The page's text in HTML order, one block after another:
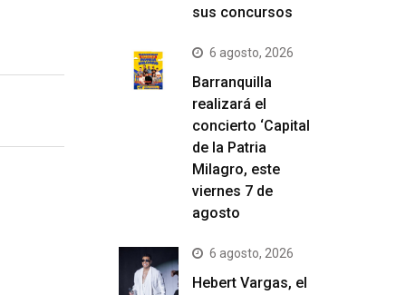
sus concursos
6 agosto, 2026
Barranquilla
realizará el
concierto ‘Capital
de la Patria
Milagro, este
viernes 7 de
agosto
6 agosto, 2026
Hebert Vargas, el